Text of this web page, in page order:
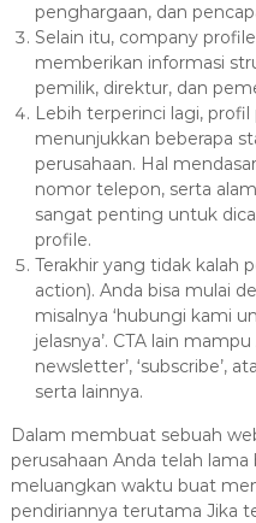
penghargaan, dan
Selain itu, company
memberikan informasi
pemilik, direktur, dan
Lebih terperinci lagi, profil
menunjukkan beberapa
perusahaan. Hal
nomor telepon, serta
sangat penting untuk
profile.
Terakhir yang tidak kalah
action). Anda bisa mulai
misalnya ‘hubungi kami
jelasnya’. CTA lain
newsletter’, ‘subscribe’,
serta lainnya.
Dalam membuat sebuah
perusahaan Anda telah
meluangkan waktu buat
pendiriannya terutama Jika